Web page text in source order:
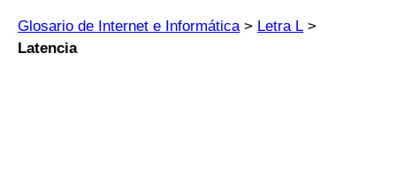
Glosario de Internet e Informática> Letra L >
Latencia